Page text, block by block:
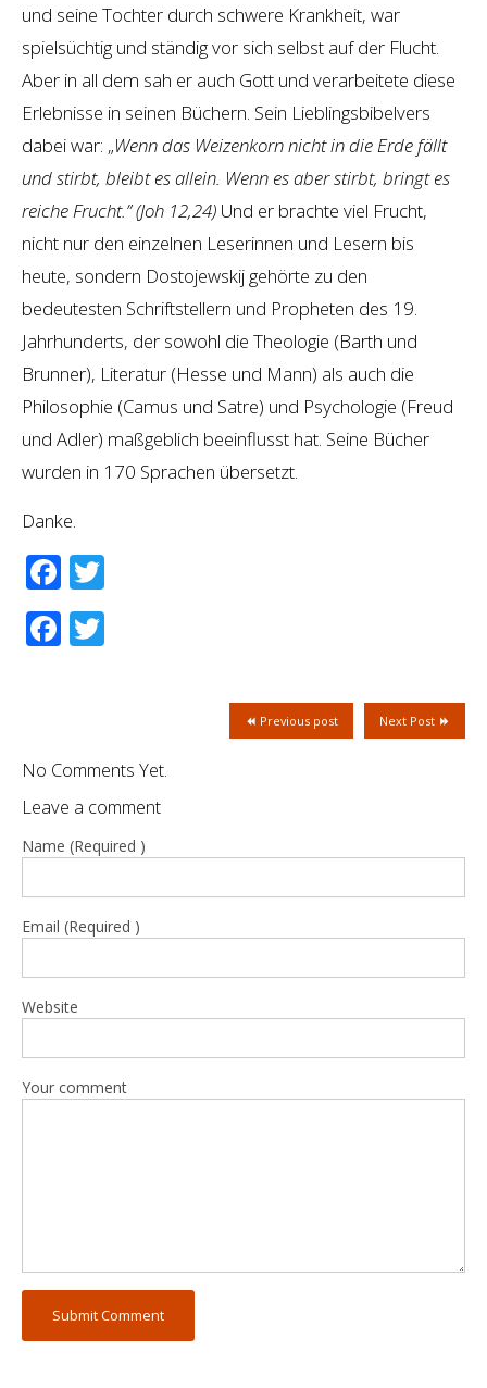
und seine Tochter durch schwere Krankheit, war
spielsüchtig und ständig vor sich selbst auf der Flucht.
Aber in all dem sah er auch Gott und verarbeitete diese
Erlebnisse in seinen Büchern. Sein Lieblingsbibelvers
dabei war: „Wenn das Weizenkorn nicht in die Erde fällt
und stirbt, bleibt es allein. Wenn es aber stirbt, bringt es
reiche Frucht.” (Joh 12,24) Und er brachte viel Frucht,
nicht nur den einzelnen Leserinnen und Lesern bis
heute, sondern Dostojewskij gehörte zu den
bedeutesten Schriftstellern und Propheten des 19.
Jahrhunderts, der sowohl die Theologie (Barth und
Brunner), Literatur (Hesse und Mann) als auch die
Philosophie (Camus und Satre) und Psychologie (Freud
und Adler) maßgeblich beeinflusst hat. Seine Bücher
wurden in 170 Sprachen übersetzt.
Danke.
Facebook
Facebook
Next Post
Previous post
No Comments Yet.
Leave a comment
Name (Required )
Email (Required )
Website
Your comment